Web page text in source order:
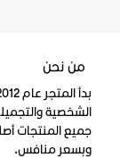
من نحن
الشخصية
وبسعر منافس.